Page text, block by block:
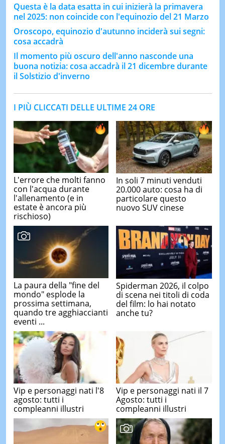
Questa è la data esatta in cui inizierà la primavera
nel 2025: non coincide con l'equinozio del 21 Marzo
Oroscopo, equinozio d'autunno inciderà sui segni:
cosa accadrà
Il momento più oscuro dell'anno nasconde una
buona notizia: cosa accadrà il 21 dicembre durante
il Solstizio d'inverno
I PIÙ CLICCATI DELLE ULTIME 24 ORE
L'errore che molti fanno
con l'acqua durante
l'allenamento (e in
estate è ancora più
rischioso)
In soli 7 minuti venduti
20.000 auto: cosa ha di
particolare questo
nuovo SUV cinese
La paura della "fine del
mondo" esplode la
prossima settimana,
quando tre agghiaccianti
eventi ...
Spiderman 2026, il colpo
di scena nei titoli di coda
del film: lo hai notato
anche tu?
Vip e personaggi nati l'8
agosto: tutti i
compleanni illustri
Vip e personaggi nati il 7
Agosto: tutti i
compleanni illustri